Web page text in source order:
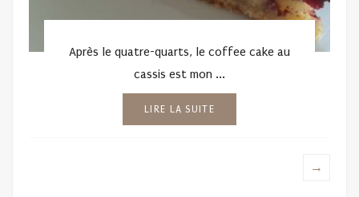
Après le quatre-quarts, le coffee cake au
cassis est mon ...
LIRE LA SUITE
→